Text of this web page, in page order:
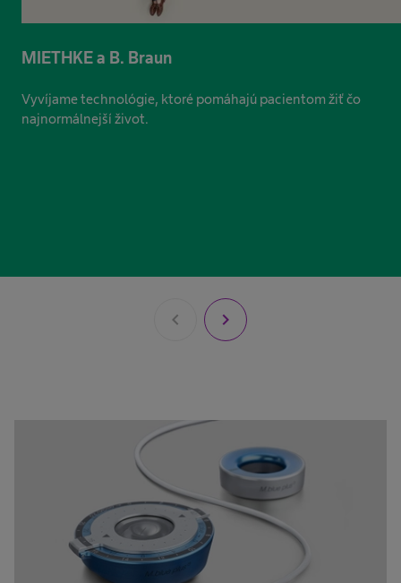
MIETHKE a B. Braun
Vyvíjame technológie, ktoré pomáhajú pacientom žiť čo
najnormálnejší život.
chevron_left chevron_right